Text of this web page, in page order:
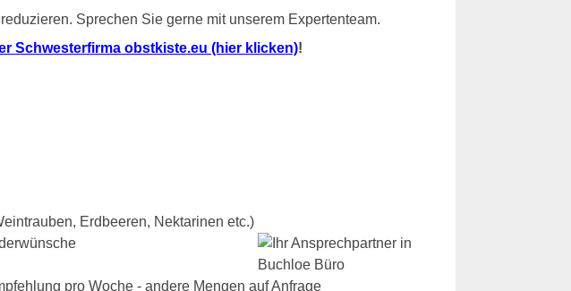
Sprechen Sie gerne mit unserem Expertenteam.
Schwesterfirma obstkiste.eu (hier klicken)!
Erdbeeren, Nektarinen etc.)
pro Woche - andere Mengen auf Anfrage